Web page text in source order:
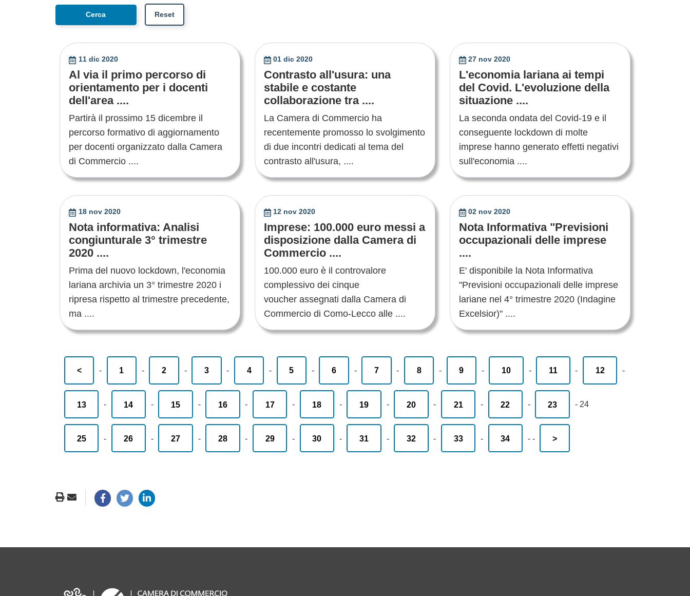
11 dic 2020
Al via il primo percorso di
orientamento per i docenti
dell'area ....
Partirà il prossimo 15 dicembre il
percorso formativo di aggiornamento
per docenti organizzato dalla Camera
di Commercio ....
01 dic 2020
Contrasto all'usura: una
stabile e costante
collaborazione tra ....
La Camera di Commercio ha
recentemente promosso lo svolgimento
di due incontri dedicati al tema del
contrasto all'usura, ....
27 nov 2020
L'economia lariana ai tempi
del Covid. L'evoluzione della
situazione ....
La seconda ondata del Covid-19 e il
conseguente lockdown di molte
imprese hanno generato effetti negativi
sull'economia ....
18 nov 2020
Nota informativa: Analisi
congiunturale 3° trimestre
2020 ....
Prima del nuovo lockdown, l'economia
lariana archivia un 3° trimestre 2020 i
ripresa rispetto al trimestre precedente,
ma ....
12 nov 2020
Imprese: 100.000 euro messi a
disposizione dalla Camera di
Commercio ....
100.000 euro è il controvalore
complessivo dei cinque
voucher assegnati dalla Camera di
Commercio di Como-Lecco alle ....
02 nov 2020
Nota Informativa "Previsioni
occupazionali delle imprese
....
E' disponibile la Nota Informativa
"Previsioni occupazionali delle imprese
lariane nel 4° trimestre 2020 (Indagine
Excelsior)" ....
< - 1 - 2 - 3 - 4 - 5 - 6 - 7 - 8 - 9 - 10 - 11 - 12 -
13 - 14 - 15 - 16 - 17 - 18 - 19 - 20 - 21 - 22 - 23 - 24
25 - 26 - 27 - 28 - 29 - 30 - 31 - 32 - 33 - 34 - - >